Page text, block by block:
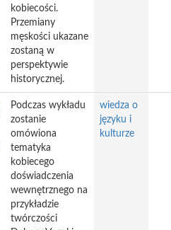
kobiecości.
Przemiany
męskości ukazane
zostaną w
perspektywie
historycznej.
Podczas wykładu
zostanie
omówiona
tematyka
kobiecego
doświadczenia
wewnętrznego na
przykładzie
twórczości
wiedza o
języku i
kulturze